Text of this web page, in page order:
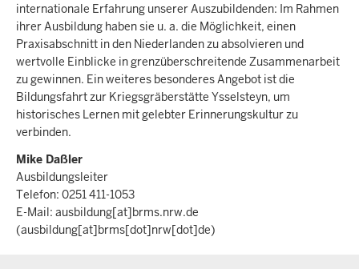
internationale Erfahrung unserer Auszubildenden: Im Rahmen
ihrer Ausbildung haben sie u. a. die Möglichkeit, einen
Praxisabschnitt in den Niederlanden zu absolvieren und
wertvolle Einblicke in grenzüberschreitende Zusammenarbeit
zu gewinnen. Ein weiteres besonderes Angebot ist die
Bildungsfahrt zur Kriegsgräberstätte Ysselsteyn, um
historisches Lernen mit gelebter Erinnerungskultur zu
verbinden.
Mike Daßler
Ausbildungsleiter
Telefon: 0251 411-1053
E-Mail: ausbildung[at]brms.nrw.de
(ausbildung[at]brms[dot]nrw[dot]de)